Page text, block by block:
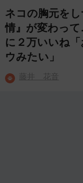
ネコの胸元を
情』が変わっ
に２万いいね
ウみたい」
藤井 花音